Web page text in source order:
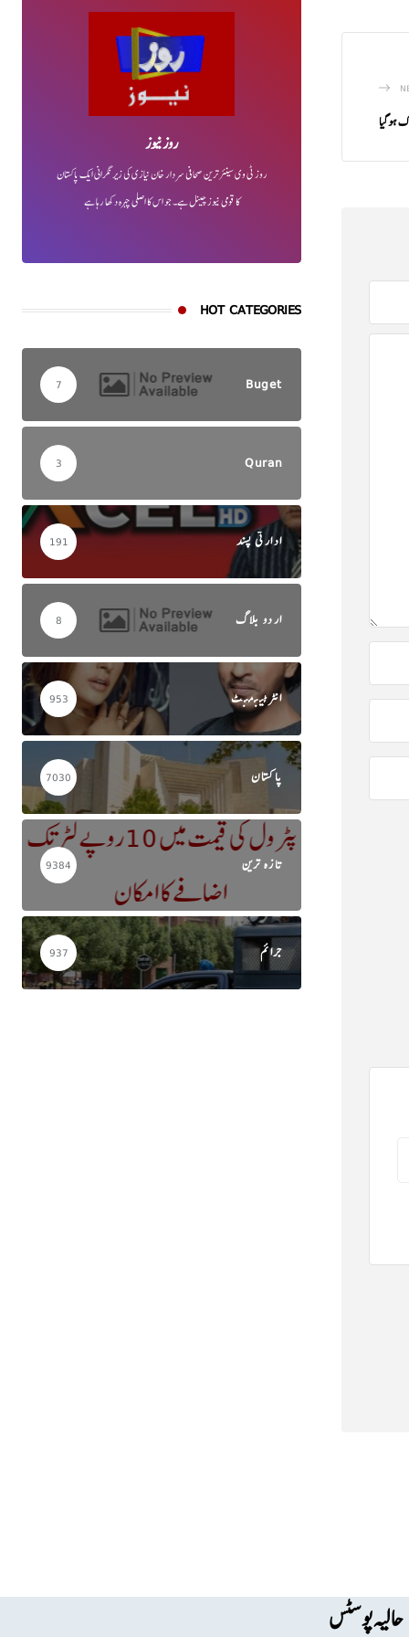
ہوگیا
روز نیوز
روز ٹی وی سینئر ترین صحافی سردار خان نیازی کی زیر نگرانی ایک پاکستان
کا قومی نیوز چینل ہے۔ جو اس کا اصلی چہرہ دکھا رہا ہے
HOT CATEGORIES
Buget
7
Quran
3
ادارتی پسند 191
اردو بلاگ 8
انٹرٹینمنٹ 953
پاکستان 7030
تازہ ترین 9384
جرائم 937
حالیہ پوسٹس